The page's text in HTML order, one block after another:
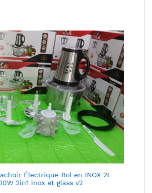
Électrique Bol en INOX 2L
2in1 inox et glass v2